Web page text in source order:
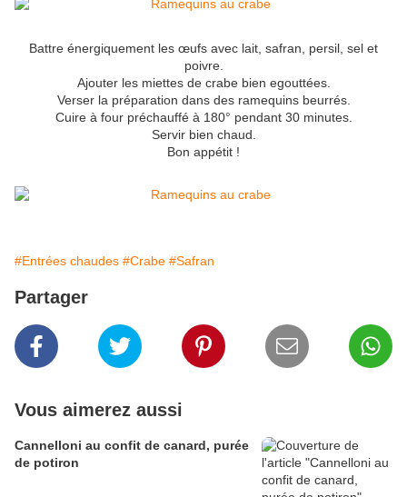
Battre énergiquement les œufs avec lait, safran, persil, sel et
poivre.
Ajouter les miettes de crabe bien egouttées.
Verser la préparation dans des ramequins beurrés.
Cuire à four préchauffé à 180° pendant 30 minutes.
Servir bien chaud.
Bon appétit !
#Entrées chaudes #Crabe #Safran
Partager
Vous aimerez aussi
Cannelloni au confit de canard, purée
de potiron